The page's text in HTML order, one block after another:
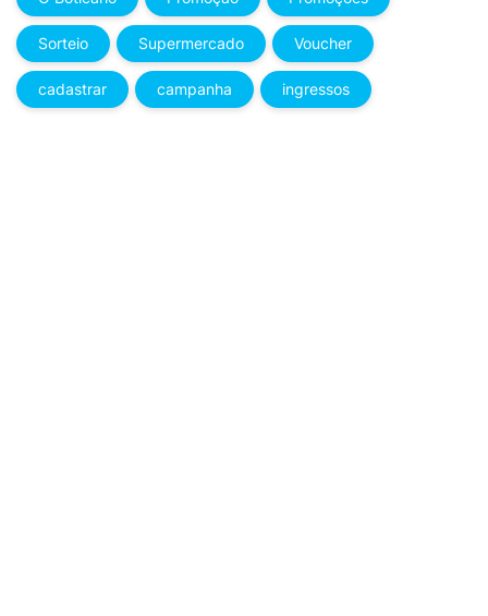
Sorteio Supermercado Voucher
cadastrar campanha ingressos